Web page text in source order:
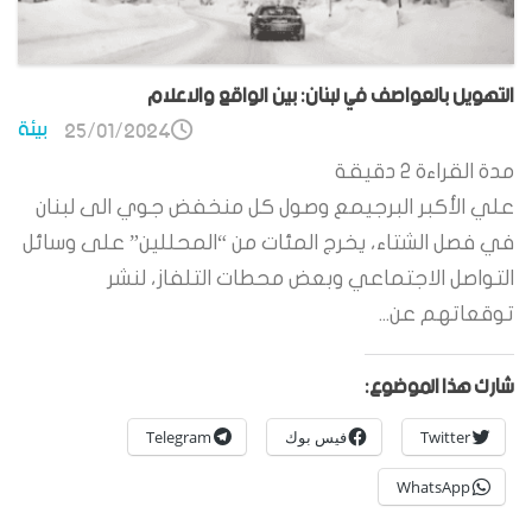
التهويل بالعواصف في لبنان: بين الواقع والاعلام
بيئة 25/01/2024
مدة القراءة 2 دقيقة
علي الأكبر البرجيمع وصول كل منخفض جوي الى لبنان
في فصل الشتاء، يخرج المئات من “المحللين” على وسائل
التواصل الاجتماعي وبعض محطات التلفاز، لنشر
توقعاتهم عن...
شارك هذا الموضوع:
Twitter فيس بوك Telegram
WhatsApp